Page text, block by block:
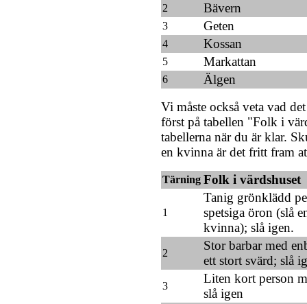
2 Bävern
3 Geten
4 Kossan
5 Markattan
6
Älgen
Vi måste också veta vad
först på tabellen "Folk i
tabellerna när du är klar.
en kvinna är det fritt fram
Tärning Folk i värdshuset
1
Tanig grönklädd
spetsiga öron (slå
kvinna); slå igen.
2
Stor barbar med
ett stort svärd; slå
3
Liten kort person
slå igen